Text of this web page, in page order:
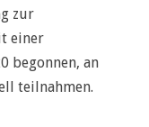
zur
einer
begonnen, an
teilnahmen.